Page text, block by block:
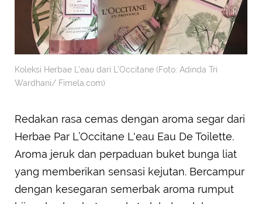
Koleksi Herbae L'eau dari L'Occitane (Foto: Adinda Tri
Wardhani/ Fimela.com)
Redakan rasa cemas dengan aroma segar dari
Herbae Par L’Occitane L'eau Eau De Toilette.
Aroma jeruk dan perpaduan buket bunga liat
yang memberikan sensasi kejutan. Bercampur
dengan kesegaran semerbak aroma rumput